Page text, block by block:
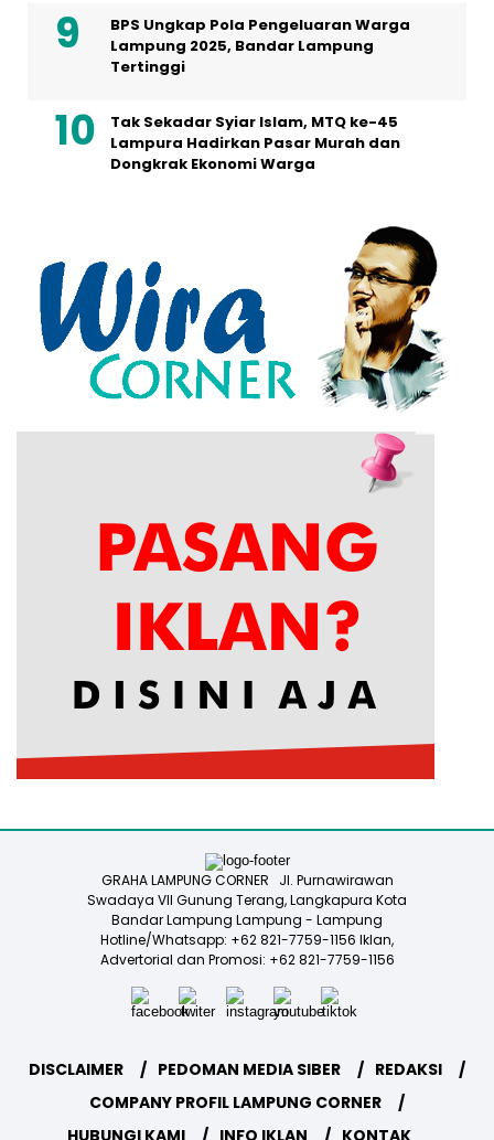
BPS Ungkap Pola Pengeluaran Warga
Lampung 2025, Bandar Lampung
Tertinggi
Tak Sekadar Syiar Islam, MTQ ke-45
Lampura Hadirkan Pasar Murah dan
Dongkrak Ekonomi Warga
GRAHA LAMPUNG CORNER Jl. Purnawirawan
Swadaya VII Gunung Terang, Langkapura Kota
Bandar Lampung Lampung - Lampung
Hotline/Whatsapp: +62 821-7759-1156 Iklan,
Advertorial dan Promosi: +62 821-7759-1156
DISCLAIMER PEDOMAN MEDIA SIBER
REDAKSI
COMPANY PROFIL LAMPUNG CORNER